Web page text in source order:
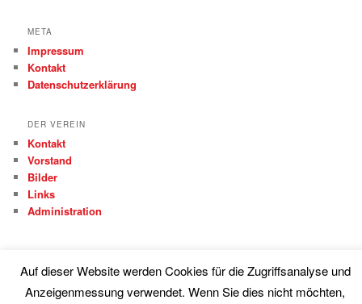
META
Impressum
Kontakt
Datenschutzerklärung
DER VEREIN
Kontakt
Vorstand
Bilder
Links
Administration
Proudly powered by WordPress
Auf dieser Website werden Cookies für die Zugriffsanalyse und
Anzeigenmessung verwendet. Wenn Sie dies nicht möchten,